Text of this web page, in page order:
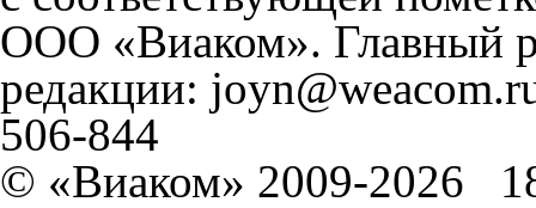
ООО «Виаком». Главный
редакции:
506-844
© «Виаком» 2009-2026